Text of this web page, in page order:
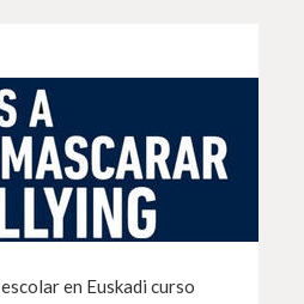
en Euskadi curso